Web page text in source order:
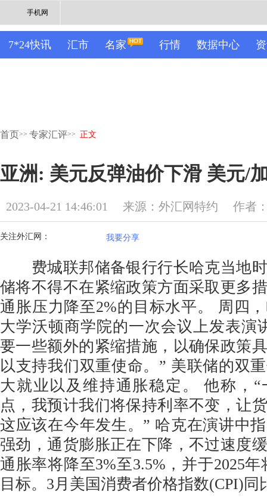
手机网
7*24快讯 汇市 名家 行情 数据中心
首页>> 专家汇评>> 正文
亚洲: 美元反弹油价下滑 美元/
2023-04-21 14:46:01 来源：外汇网特约 作者
关注外汇网： 我要分享
费城联邦储备银行行长哈克当地时
储将不得不在紧缩政策方面采取更多
通胀压力降至2%的目标水平。 周四
大学沃顿商学院的一次会议上发表演
要一些额外的紧缩措施，以确保政策
以支持我们双重使命。” 美联储的双
大就业以及维持通胀稳定。 他称，
点，我预计我们将保持利率不变，让
这应该在今年发生。” 哈克在演讲中
强劲，通货膨胀正在下降，不过速度
通胀率将降至3%至3.5%，并于2025
目标。3月美国消费者价格指数(CPI)同